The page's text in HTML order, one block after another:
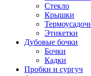
Стекло
Крышки
Этикетки
Дубовые бочки
Бочки
Кадки
Пробки и сургуч